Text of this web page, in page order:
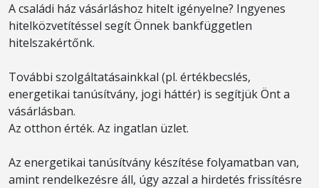
A családi ház vásárláshoz hitelt igényelne? Ingyenes
hitelközvetítéssel segít Önnek bankfüggetlen
hitelszakértőnk.
További szolgáltatásainkkal (pl. értékbecslés,
energetikai tanúsítvány, jogi háttér) is segítjük Önt a
vásárlásban.
Az otthon érték. Az ingatlan üzlet.
Az energetikai tanúsítvány készítése folyamatban van,
amint rendelkezésre áll, úgy azzal a hirdetés frissítésre